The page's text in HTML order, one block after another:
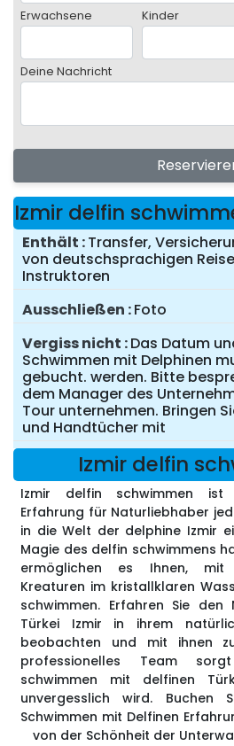
Erwachsene Kinder
Deine Nachricht
Izmir delfin
Enthält Transfer,
von deutschsprachigen
Instruktoren
Ausschließen Foto
Vergiss nicht Das Datum
Schwimmen mit Delphinen
gebucht. werden. Bitte
dem Manager des
Tour unternehmen. Bringen
und Handtücher mit
Izmir delfin
Izmir delfin schwimmen ist
Erfahrung für Naturliebhaber
in die Welt der delphine Izmir
Magie des delfin schwimmens
ermöglichen es Ihnen, mit
Kreaturen im kristallklaren
schwimmen. Erfahren Sie den
Türkei Izmir in ihrem
beobachten und mit ihnen
professionelles Team
schwimmen mit delfinen
unvergesslich wird. Buchen
Schwimmen mit Delfinen
von der Schönheit der